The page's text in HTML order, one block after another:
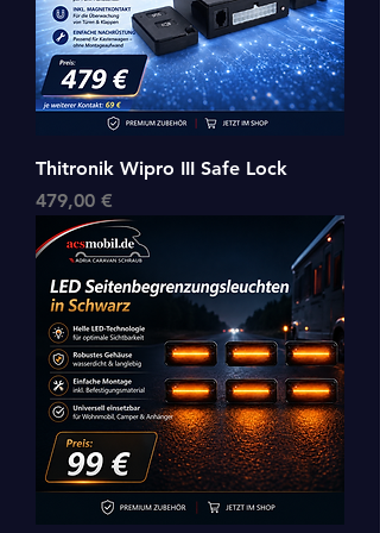
Thitronik Wipro III Safe Lock
Preis
479,00 €